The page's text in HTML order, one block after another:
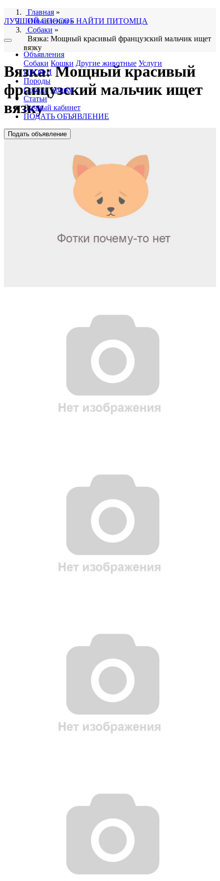
ЛУЧШИЙ СПОСОБ НАЙТИ ПИТОМЦА
Объявления
Собаки Кошки Другие животные Услуги
ПРОФИ
Породы
Собаки Кошки
Статьи
Личный кабинет
ПОДАТЬ ОБЪЯВЛЕНИЕ
Подать объявление
Главная »
Объявления»
Собаки »
Вязка: Мощный красивый французский мальчик ищет
вязку
Вязка: Мощный красивый
французский мальчик ищет
вязку